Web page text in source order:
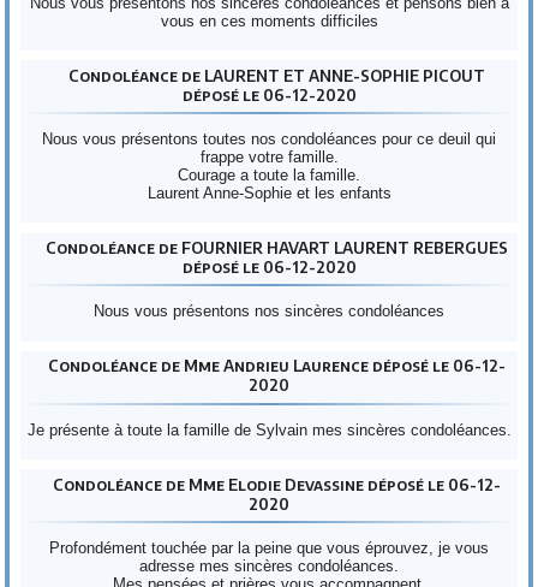
vous en ces moments difficiles
Condoléance de LAURENT ET ANNE-SOPHIE PICOUT
déposé le 06-12-2020
Nous vous présentons toutes nos condoléances pour ce deuil qui
frappe votre famille.
Courage a toute la famille.
Laurent Anne-Sophie et les enfants
Condoléance de FOURNIER HAVART LAURENT REBERGUES
déposé le 06-12-2020
Nous vous présentons nos sincères condoléances
Condoléance de Mme Andrieu Laurence déposé le 06-12-
2020
Je présente à toute la famille de Sylvain mes sincères condoléances.
Condoléance de Mme Elodie Devassine déposé le 06-12-
2020
Profondément touchée par la peine que vous éprouvez, je vous
adresse mes sincères condoléances.